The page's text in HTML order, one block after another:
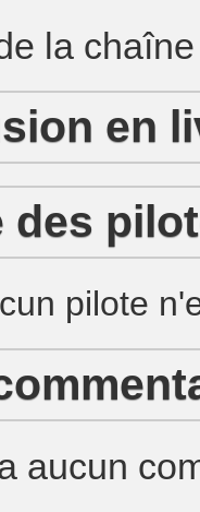
la chaîne
en
des
pilote
aucun